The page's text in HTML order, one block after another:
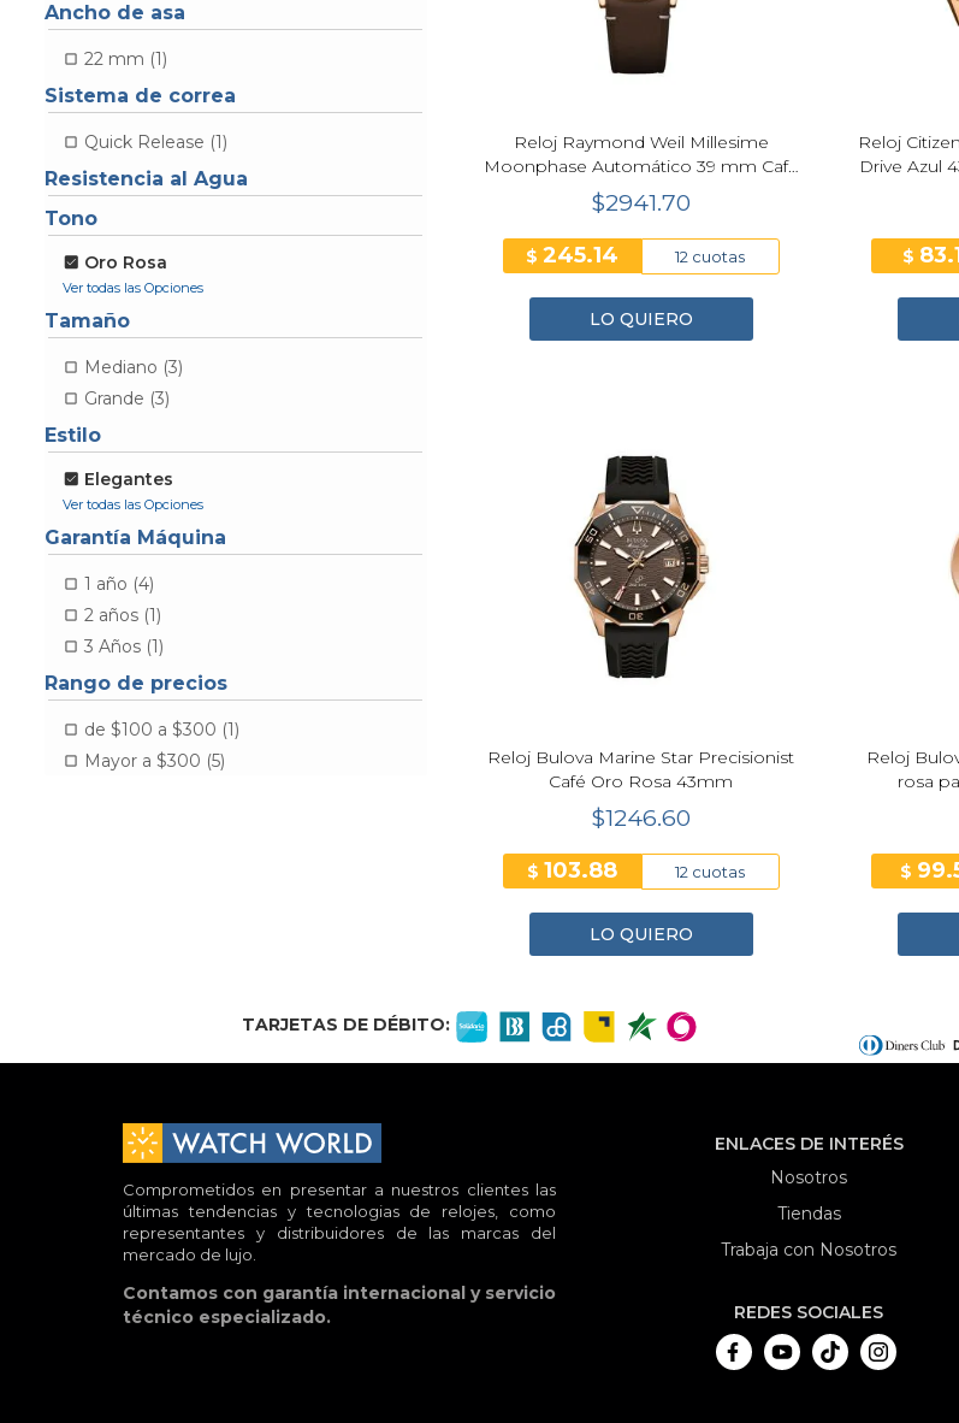
Ancho de asa
22 mm (1)
Sistema de correa
Quick Release (1)
Resistencia al Agua
Tono
Oro Rosa
Tamaño
Mediano (3)
Grande (3)
Estilo
Elegantes
Garantía Máquina
1 año (4)
2 años (1)
3 Años (1)
Rango de precios
de $100 a $300 (1)
Mayor a $300 (5)
Reloj Raymond Weil Millesime
Moonphase Automático 39 mm Café
Hombre 2945-PC5-70001
$2941.70
$ 245.14 12 cuotas
LO QUIERO
Reloj
Drive Azul
$
Reloj Bulova Marine Star Precisionist
Café Oro Rosa 43mm
$1246.60
$ 103.88 12 cuotas
LO QUIERO
Reloj
rosa
$
TARJETAS DE DÉBITO:
Comprometidos en presentar a nuestros clientes las
últimas tendencias y tecnologias de relojes, como
representantes y distribuidores de las marcas del
mercado de lujo.
Contamos con garantía internacional y servicio
técnico especializado.
ENLACES DE INTERÉS
Nosotros
Tiendas
Trabaja con Nosotros
REDES SOCIALES